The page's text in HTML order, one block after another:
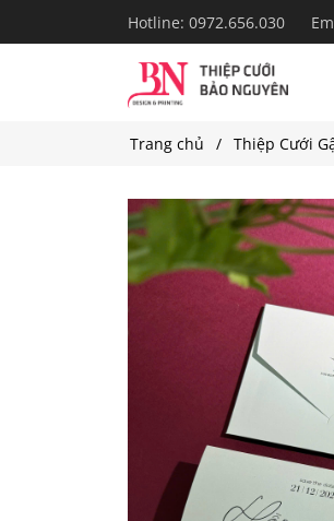
Hotline: 0972.656.030
Trang chủ Thiệp Cưới